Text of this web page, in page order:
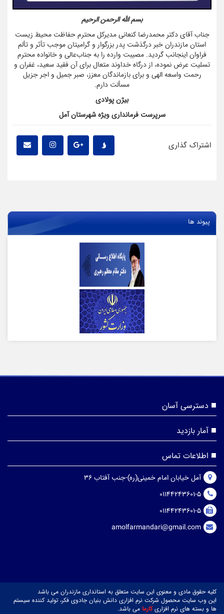
بسم الله الرحمن الرحیم
جناب آقای دکتر محمدرضا کنعانی مدیرکل محترم حفاظت محیط زیست
استان مازندران خبر درگذشت پدر بزرگوار و گرامیتان موجب تأثر و تألم
فراوان اینجانب گردید. مصیبت وارده را به جناب‌عالی و خانواده محترم
تسلیت عرض نموده، از درگاه خداوند متعال برای آن فقید سعید، غفران و
رحمت واسعه الهی و برای بازماندگان معزز، صبر جمیل و اجر جزیل
مسألت دارم.
بیژن پولادی
سرپرست فرمانداری ویژه شهرستان آمل
اشتراک گذاری
پیوند ها
دسترسی آسان
آمار بازدید
اطلاعات تماس
آمل خیابان امام خمینی(ره)-جنب آفتاب 36
01144243601-5
01144243601-5
amolfarmandari@gmail.com
کلیه حقوق مادی و معنوی این سایت متعلق به استانداری مازندران می باشد
این وب سایت محصول شرکت نرم افزاری دانش بنیان جادوی فکر، تولید کننده سیستم
ها و بسته های نرم افزاریکارما می باشد.